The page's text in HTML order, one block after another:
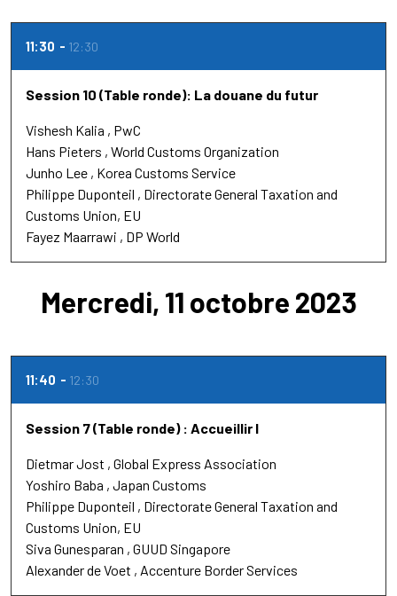
11:30 12:30
Session 10 (Table ronde): La douane du futur
Vishesh Kalia
PwC
Hans Pieters World Customs Organization
Junho Lee Korea Customs Service
Philippe Duponteil
Directorate General Taxation and
Customs Union, EU
Fayez Maarrawi
DP World
Mercredi, 11 octobre 2023
11:40 12:30
Session 7 (Table ronde) : Accueillir l
Dietmar Jost Global Express Association
Yoshiro Baba Japan Customs
Philippe Duponteil
Directorate General Taxation and
Customs Union, EU
Siva Gunesparan GUUD Singapore
Alexander de Voet
Accenture Border Services